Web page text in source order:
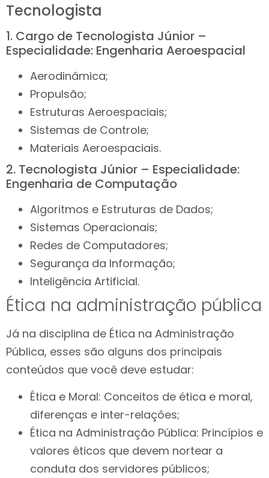
Tecnologista
1. Cargo de Tecnologista Júnior –
Especialidade: Engenharia Aeroespacial
Aerodinâmica;
Propulsão;
Estruturas Aeroespaciais;
Sistemas de Controle;
Materiais Aeroespaciais.
2. Tecnologista Júnior – Especialidade:
Engenharia de Computação
Algoritmos e Estruturas de Dados;
Sistemas Operacionais;
Redes de Computadores;
Segurança da Informação;
Inteligência Artificial.
Ética na administração pública
Já na disciplina de Ética na Administração
Pública, esses são alguns dos principais
conteúdos que você deve estudar:
Ética e Moral: Conceitos de ética e moral,
diferenças e inter-relações;
Ética na Administração Pública: Princípios e
valores éticos que devem nortear a
conduta dos servidores públicos;